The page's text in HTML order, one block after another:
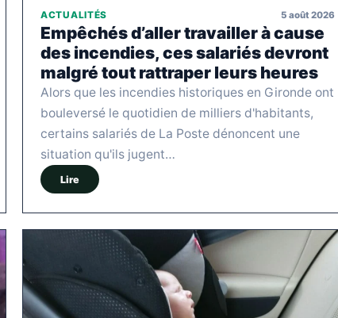
ACTUALITÉS 5 août 2026
Empêchés d’aller travailler à cause
des incendies, ces salariés devront
malgré tout rattraper leurs heures
Alors que les incendies historiques en Gironde ont
bouleversé le quotidien de milliers d'habitants,
certains salariés de La Poste dénoncent une
situation qu'ils jugent…
Lire